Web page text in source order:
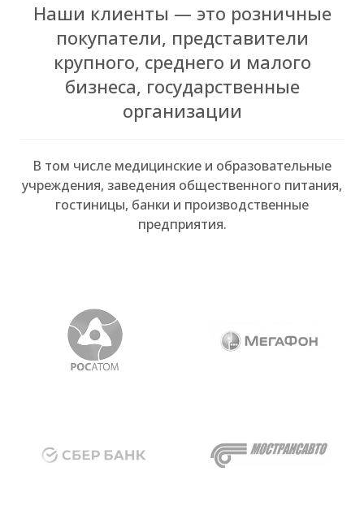
Наши клиенты — это розничные
покупатели, представители
крупного, среднего и малого
бизнеса, государственные
организации
В том числе медицинские и образовательные
учреждения, заведения общественного питания,
гостиницы, банки и производственные
предприятия.